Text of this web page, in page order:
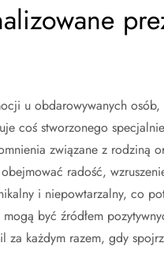
u obdarowywanych
coś stworzonego
związane z rodziną
radość,
i niepowtarzalny, co
być źródłem
każdym razem, gdy